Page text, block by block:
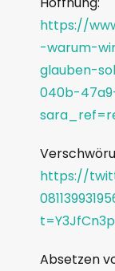
https://
-warum-
glauben-
040b-
https://
Absetzen